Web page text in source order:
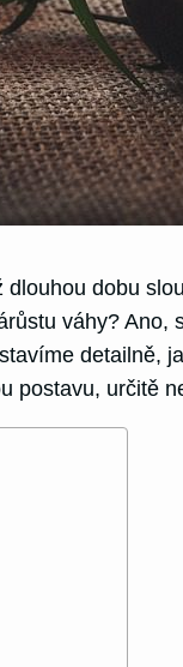
dobu
váhy?
detailně,
postavu, určitě